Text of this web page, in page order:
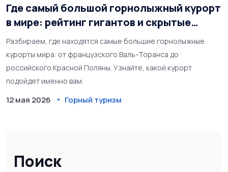
Поиск
Где самый большой горнолыжный курорт
в мире: рейтинг гигантов и скрытые
трассы
Разбираем, где находятся самые большие горнолыжные
курорты мира: от французского Валь-Торанса до
российского Красной Поляны. Узнайте, какой курорт
подойдет именно вам.
12 мая 2026 Горный туризм